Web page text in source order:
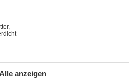
Alle anzeigen